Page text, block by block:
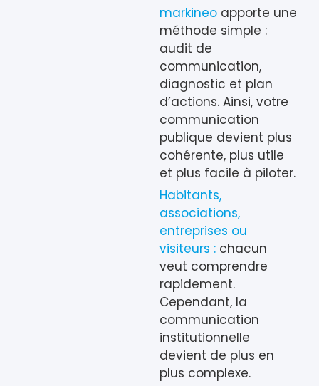
markineo apporte une
méthode simple :
audit de
communication,
diagnostic et plan
d’actions. Ainsi, votre
communication
publique devient plus
cohérente, plus utile
et plus facile à piloter.
Habitants,
associations,
entreprises ou
visiteurs : chacun
veut comprendre
rapidement.
Cependant, la
communication
institutionnelle
devient de plus en
plus complexe.